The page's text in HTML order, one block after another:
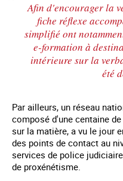
Afin d'encourager la
fiche réflexe
simplifié ont
e-formation à
intérieure sur la
été
Par ailleurs, un réseau
composé d'une centaine
sur la matière, a vu le jour
des points de contact au
services de police
de proxénétisme.